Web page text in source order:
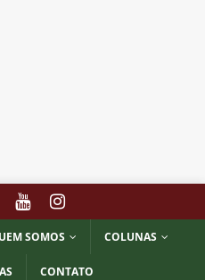
SOMOS COLUNAS
CONTATO